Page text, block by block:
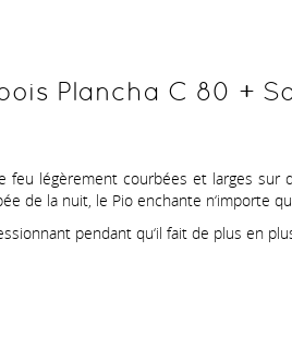
Plancha C 80 +
feu légèrement courbées et larges
de la nuit, le Pio enchante n‘importe
pendant qu‘il fait de plus en